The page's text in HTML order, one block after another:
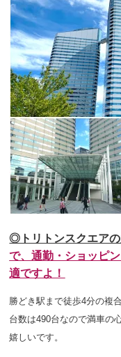
◎トリトンスクエア
で、通勤・ショッピ
適ですよ！
勝どき駅まで徒歩4分の複
台数は490台なので満車の
嬉しいです。